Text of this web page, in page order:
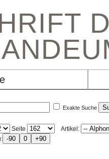
Exakte Suche
Seite
Artikel: